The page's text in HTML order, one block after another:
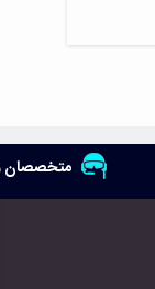
متخصصان